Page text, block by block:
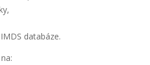
databáze.